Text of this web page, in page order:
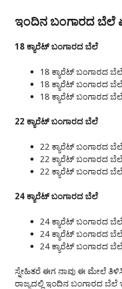
ಇಂದಿನ ಬಂಗಾರದ ಬೆಲೆ
18 ಕ್ಯಾರೆಟ್ ಬಂಗಾರದ ಬೆಲೆ
18 ಕ್ಯಾರೆಟ್ ಬಂಗಾರದ ಬೆಲೆ
18 ಕ್ಯಾರೆಟ್ ಬಂಗಾರದ ಬೆಲೆ
18 ಕ್ಯಾರೆಟ್ ಬಂಗಾರದ ಬೆಲೆ
22 ಕ್ಯಾರೆಟ್ ಬಂಗಾರದ ಬೆಲೆ
22 ಕ್ಯಾರೆಟ್ ಬಂಗಾರದ ಬೆಲೆ
22 ಕ್ಯಾರೆಟ್ ಬಂಗಾರದ ಬೆಲೆ
22 ಕ್ಯಾರೆಟ್ ಬಂಗಾರದ ಬೆಲೆ
24 ಕ್ಯಾರೆಟ್ ಬಂಗಾರದ ಬೆಲೆ
24 ಕ್ಯಾರೆಟ್ ಬಂಗಾರದ ಬೆಲೆ
24 ಕ್ಯಾರೆಟ್ ಬಂಗಾರದ ಬೆಲೆ
24 ಕ್ಯಾರೆಟ್ ಬಂಗಾರದ ಬೆಲೆ
ಸ್ನೇಹಿತರೆ ಈಗ ನಾವು ಈ ಮೇಲೆ
ರಾಜ್ಯದಲ್ಲಿ ಇಂದಿನ ಬಂಗಾರದ